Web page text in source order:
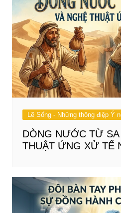
Lẽ Sống - Những thông điệp Ý
DÒNG NƯỚC TỪ
THUẬT ỨNG XỬ TẾ